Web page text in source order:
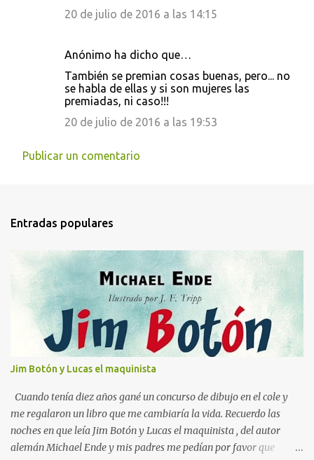
20 de julio de 2016 a las 14:15
Anónimo ha dicho que…
También se premian cosas buenas, pero... no
se habla de ellas y si son mujeres las
premiadas, ni caso!!!
20 de julio de 2016 a las 19:53
Publicar un comentario
Entradas populares
Jim Botón y Lucas el maquinista
Cuando tenía diez años gané un concurso de dibujo en el cole y
me regalaron un libro que me cambiaría la vida. Recuerdo las
noches en que leía Jim Botón y Lucas el maquinista , del autor
alemán Michael Ende y mis padres me pedían por favor que